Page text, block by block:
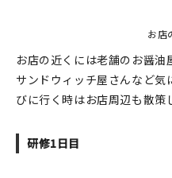
お店
お店の近くには老舗のお醤油
サンドウィッチ屋さんなど
びに行く時はお店周辺も散策
研修1日目